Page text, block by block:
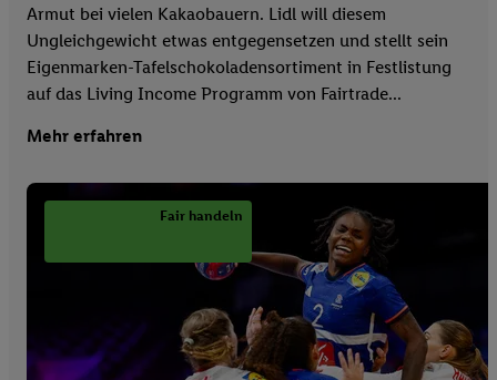
Armut bei vielen Kakaobauern. Lidl will diesem
Ungleichgewicht etwas entgegensetzen und stellt sein
Eigenmarken-Tafelschokoladensortiment in Festlistung
auf das Living Income Programm von Fairtrade...
Mehr erfahren
Fair handeln